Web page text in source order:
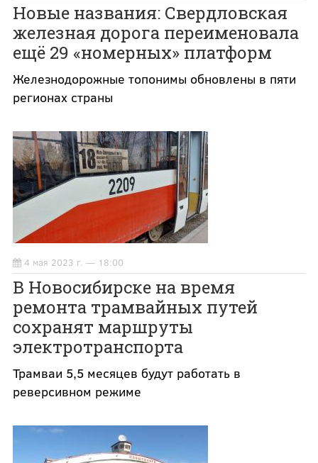
Новые названия: Свердловская
железная дорога переименовала
ещё 29 «номерных» платформ
Железнодорожные топонимы обновлены в пяти
регионах страны
4 мая 2023 г. — 18:00
В Новосибирске на время
ремонта трамвайных путей
сохранят маршруты
электротранспорта
Трамваи 5,5 месяцев будут работать в
реверсивном режиме